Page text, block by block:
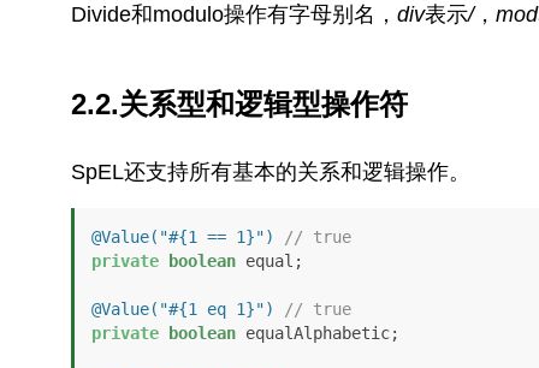
Divide和modulo操作有字母别名， div表示/， mod
2.2.关系型和逻辑型操作符
SpEL还支持所有基本的关系和逻辑操作。
@Value("#{1 == 1}")
// true
private
boolean equal;
@Value("#{1 eq 1}")
// true
private
boolean equalAlphabetic;